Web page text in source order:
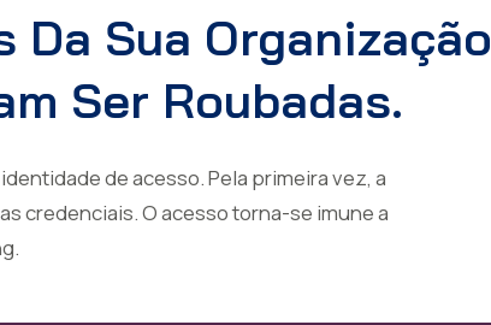
Sua Organização
Ser Roubadas.
de acesso. Pela primeira vez, a
credenciais. O acesso torna-se imune a